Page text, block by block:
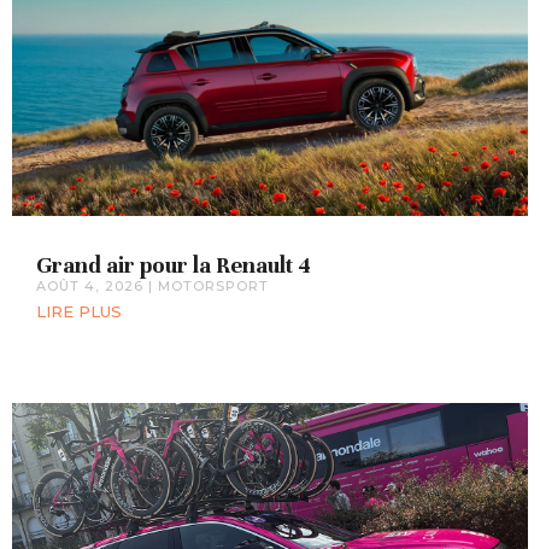
Grand air pour la Renault 4
AOÛT 4, 2026 | MOTORSPORT
LIRE PLUS